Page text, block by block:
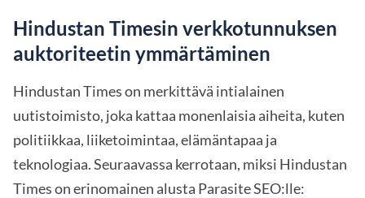
Hindustan Timesin verkkotunnuksen
auktoriteetin ymmärtäminen
Hindustan Times on merkittävä intialainen
uutistoimisto, joka kattaa monenlaisia aiheita, kuten
politiikkaa, liiketoimintaa, elämäntapaa ja
teknologiaa. Seuraavassa kerrotaan, miksi Hindustan
Times on erinomainen alusta Parasite SEO:lle: